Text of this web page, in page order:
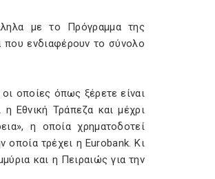
με το Πρόγραμμα της
που ενδιαφέρουν το σύνολο
οποίες όπως ξέρετε είναι
η Εθνική Τράπεζα και μέχρι
η οποία χρηματοδοτεί
οποία τρέχει η Eurobank. Κι
και η Πειραιώς για την